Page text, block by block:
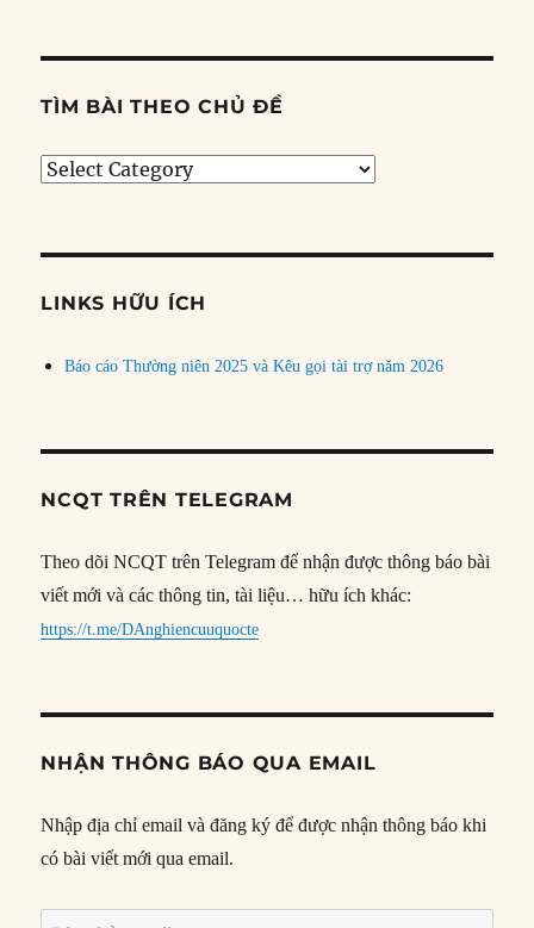
TÌM BÀI THEO CHỦ ĐỀ
Tìm
đề
LINKS HỮU ÍCH
Báo cáo Thường niên 2025 và Kêu gọi tài trợ năm 2026
NCQT TRÊN TELEGRAM
Theo dõi NCQT trên Telegram để nhận được thông báo bài
viết mới và các thông tin, tài liệu… hữu ích khác:
https://t.me/DAnghiencuuquocte
NHẬN THÔNG BÁO QUA EMAIL
Nhập địa chỉ email và đăng ký để được nhận thông báo khi
có bài viết mới qua email.